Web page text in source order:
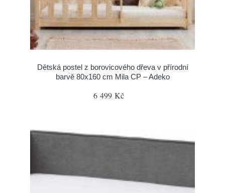
Dětská postel z borovicového dřeva v přírodní
barvě 80x160 cm Mila CP – Adeko
6 499 Kč